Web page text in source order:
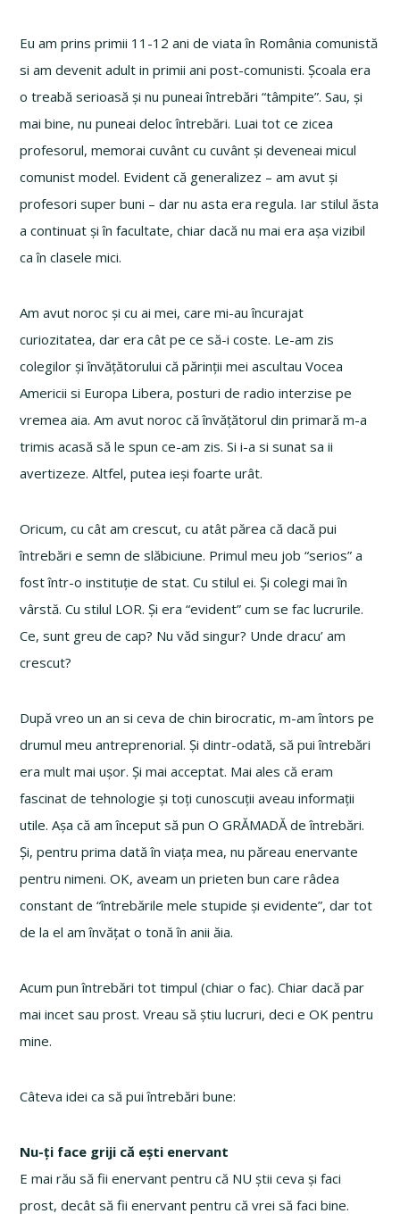
Eu am prins primii 11-12 ani de viata în România comunistă
si am devenit adult in primii ani post-comunisti. Școala era
o treabă serioasă și nu puneai întrebări “tâmpite”. Sau, și
mai bine, nu puneai deloc întrebări. Luai tot ce zicea
profesorul, memorai cuvânt cu cuvânt și deveneai micul
comunist model. Evident că generalizez – am avut și
profesori super buni – dar nu asta era regula. Iar stilul ăsta
a continuat și în facultate, chiar dacă nu mai era așa vizibil
ca în clasele mici.
Am avut noroc și cu ai mei, care mi-au încurajat
curiozitatea, dar era cât pe ce să-i coste. Le-am zis
colegilor și învățătorului că părinții mei ascultau Vocea
Americii si Europa Libera, posturi de radio interzise pe
vremea aia. Am avut noroc că învățătorul din primară m-a
trimis acasă să le spun ce-am zis. Si i-a si sunat sa ii
avertizeze. Altfel, putea ieși foarte urât.
Oricum, cu cât am crescut, cu atât părea că dacă pui
întrebări e semn de slăbiciune. Primul meu job “serios” a
fost într-o instituție de stat. Cu stilul ei. Și colegi mai în
vârstă. Cu stilul LOR. Și era “evident” cum se fac lucrurile.
Ce, sunt greu de cap? Nu văd singur? Unde dracu’ am
crescut?
După vreo un an si ceva de chin birocratic, m-am întors pe
drumul meu antreprenorial. Și dintr-odată, să pui întrebări
era mult mai ușor. Și mai acceptat. Mai ales că eram
fascinat de tehnologie și toți cunoscuții aveau informații
utile. Așa că am început să pun O GRĂMADĂ de întrebări.
Și, pentru prima dată în viața mea, nu păreau enervante
pentru nimeni. OK, aveam un prieten bun care râdea
constant de “întrebările mele stupide și evidente”, dar tot
de la el am învățat o tonă în anii ăia.
Acum pun întrebări tot timpul (chiar o fac). Chiar dacă par
mai incet sau prost. Vreau să știu lucruri, deci e OK pentru
mine.
Câteva idei ca să pui întrebări bune:
Nu-ți face griji că ești enervant
E mai rău să fii enervant pentru că NU știi ceva și faci
prost, decât să fii enervant pentru că vrei să faci bine.